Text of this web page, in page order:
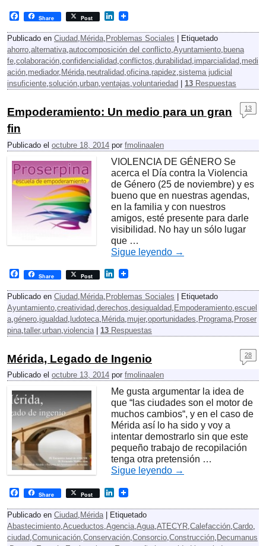
F
c
e
b
o
o
k
Share Post
L
n
k
e
d
I
n
Publicado en Ciudad, Mérida, Problemas Sociales
Etiquetado
ahorro,alternativa,autocomposición del conflicto,Ayuntamiento, buena
fe,colaboración,confidencialidad,conflictos,durabilidad,imparcialidad,medi
ación,mediador, Mérida,neutralidad,oficina,rapidez,sistema judicial
insuficiente,solución,urban,ventajas,voluntariedad 13 Respuestas
Empoderamiento: Un medio para un gran
fin
Publicado el octubre 18, 2014 por fmolinaalen
13
VIOLENCIA DE GÉNERO Se
acerca el Día contra la Violencia
de Género (25 de noviembre) y es
bueno que en nuestras agendas,
en la familia y con nuestros
amigos, esté presente para darle
visibilidad. No hay un sólo lugar
que …
Sigue leyendo →
F
a
c
e
b
o
o
k
Share Post
L
n
k
e
d
I
n
Publicado en Ciudad Mérida Problemas Sociales
Etiquetado
Ayuntamiento creatividad derechos desigualdad Empoderamiento escuel
a género igualdad ludoteca Mérida mujer, oportunidades Programa Proser
pina taller, urban violencia 13 Respuestas
Mérida, Legado de Ingenio
Publicado el octubre 13, 2014 por fmolinaalen
28
Me gusta argumentar la idea de
que “las ciudades son el motor de
muchos cambios“, y en el caso de
Mérida así lo ha sido y voy a
intentar demostrarlo sin que este
pequeño trabajo de recopilación
tenga otra pretensión …
Sigue leyendo →
F
c
e
b
o
Share Post
L
n
k
e
d
Publicado en Ciudad, Mérida
Etiquetado
Abastecimiento,Acueductos,Agencia,Agua,ATECYR,Calefacción,Cardo,
ciudad,Comunicación,Conservación,Consorcio,Construcción, Decumanus